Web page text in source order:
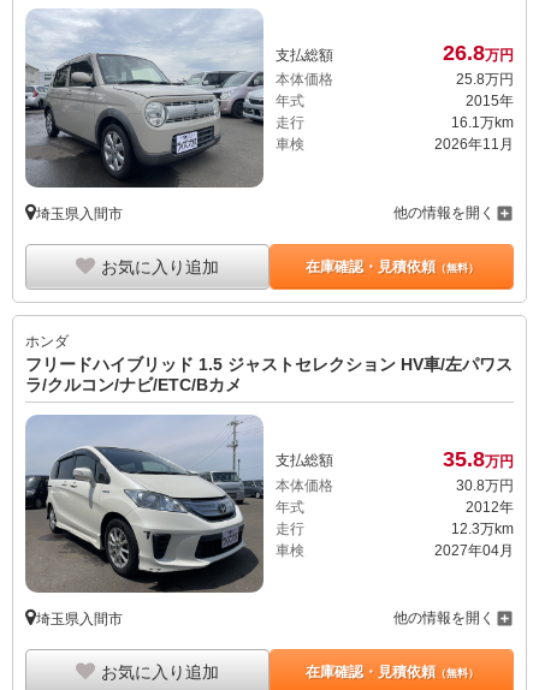
支払総額 26.8万円
本体価格
25.8万円
年式
2015年
走行
16.1万km
車検
2026年11月
埼玉県入間市 他の情報を開く
お気に入り追加 在庫確認・見積依頼（無料）
ホンダ
フリードハイブリッド 1.5 ジャストセレクション HV車/左パワス
ラ/クルコン/ナビ/ETC/Bカメ
支払総額 35.8万円
本体価格
30. 8万円
年式
2012年
走行
12.3万km
車検
2027年04月
埼玉県入間市 他の情報を開く
お気に入り追加 在庫確認・見積依頼（無料）